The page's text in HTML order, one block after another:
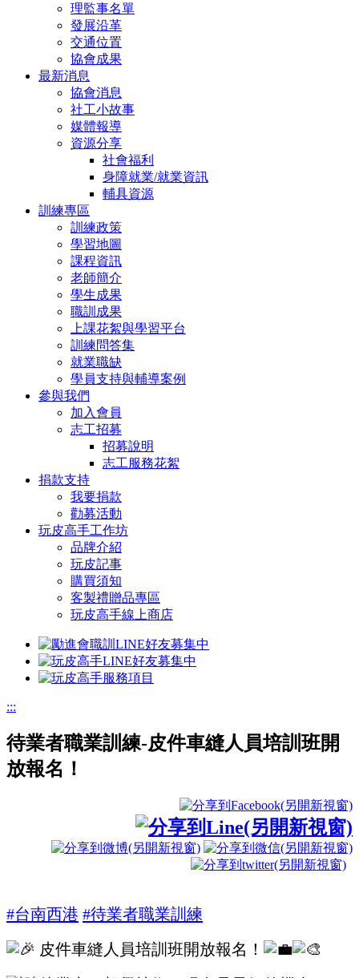
理監事名單
發展沿革
交通位置
協會成果
最新消息
協會消息
社工小故事
媒體報導
資源分享
社會福利
身障就業/就業資訊
輔具資源
訓練專區
訓練政策
學習地圖
課程資訊
老師簡介
學生成果
職訓成果
上課花絮與學習平台
訓練問答集
就業職缺
學員支持與輔導案例
參與我們
加入會員
志工招募
招募說明
志工服務花絮
捐款支持
我要捐款
勸募活動
玩皮高手工作坊
品牌介紹
玩皮記事
購買須知
客製禮贈品專區
玩皮高手線上商店
:::
待業者職業訓練-皮件車縫人員培訓班開
放報名！
#台南西港 #待業者職業訓練
皮件車縫人員培訓班開放報名！